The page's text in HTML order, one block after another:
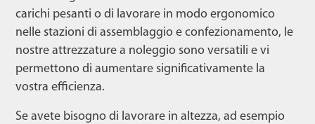
carichi pesanti o di lavorare in modo ergonomico
nelle stazioni di assemblaggio e confezionamento, le
nostre attrezzature a noleggio sono versatili e vi
permettono di aumentare significativamente la
vostra efficienza.
Se avete bisogno di lavorare in altezza, ad esempio